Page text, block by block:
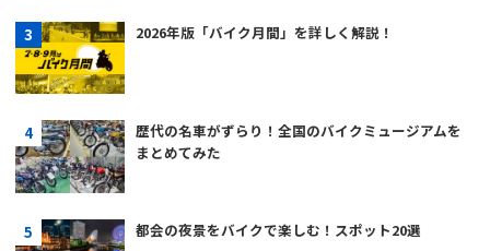
2026年版「バイク月間」を詳しく解説！
歴代の名車がずらり！全国のバイクミュージアムを
まとめてみた
都会の夜景をバイクで楽しむ！スポット20選